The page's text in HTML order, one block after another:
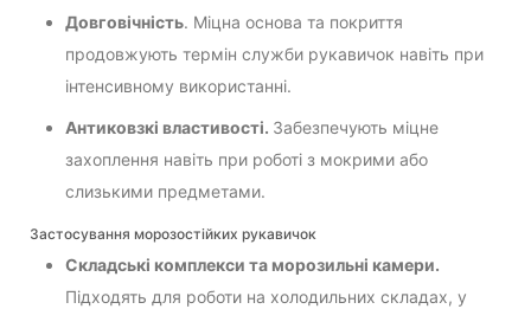
Довговічність. Міцна основа та покриття
продовжують термін служби рукавичок навіть при
інтенсивному використанні.
Антиковзкі властивості. Забезпечують міцне
захоплення навіть при роботі з мокрими або
слизькими предметами.
Застосування морозостійких рукавичок
Складські комплекси та морозильні камери.
Підходять для роботи на холодильних складах, у